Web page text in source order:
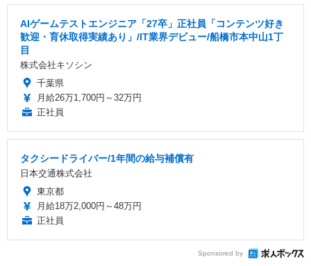
AIゲームテストエンジニア「27卒」正社員「コンテンツ好き
歓迎・育休取得実績あり」/IT業界デビュー/船橋市本中山1丁
目
株式会社キソシン
千葉県
月給26万1,700円～32万円
正社員
タクシードライバー/1年間の給与補償有
日本交通株式会社
東京都
月給18万2,000円～48万円
正社員
Sponsored by